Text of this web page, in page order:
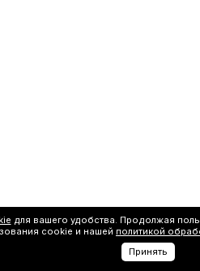
для вашего удобства. Продолжая
cookie и нашей политикой
Принять